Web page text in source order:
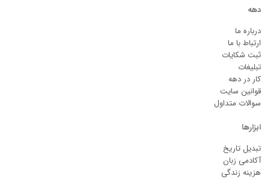
دهه
درباره ما
ارتباط با ما
ثبت شکایات
تبلیغات
کار در دهه
قوانین سایت
سوالات متداول
ابزارها
تبدیل تاریخ
آکادمی زبان
هزینه زندگی